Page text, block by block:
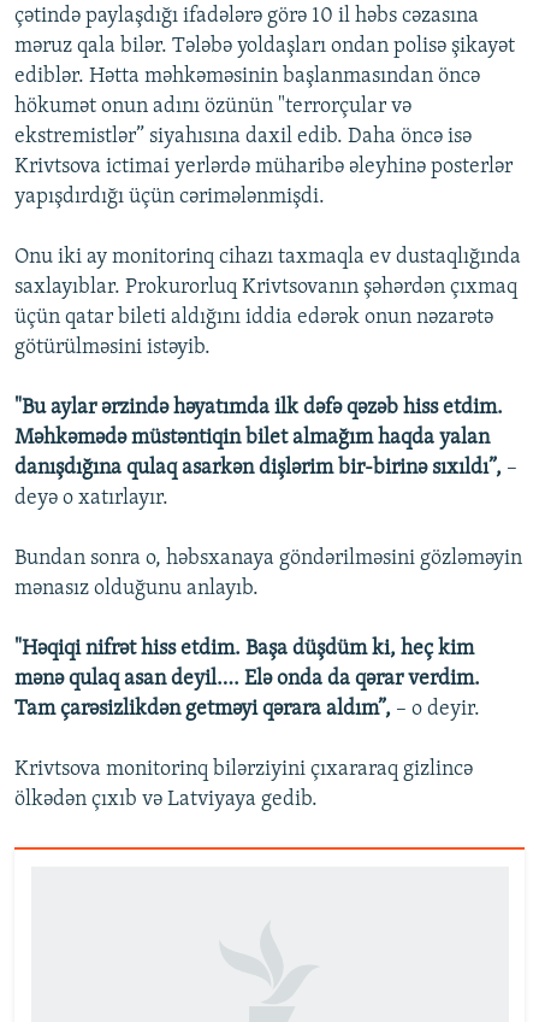
çətində paylaşdığı ifadələrə görə 10 il həbs cəzasına
məruz qala bilər. Tələbə yoldaşları ondan polisə şikayət
ediblər. Hətta məhkəməsinin başlanmasından öncə
hökumət onun adını özünün "terrorçular və
ekstremistlər” siyahısına daxil edib. Daha öncə isə
Krivtsova ictimai yerlərdə müharibə əleyhinə posterlər
yapışdırdığı üçün cərimələnmişdi.
Onu iki ay monitorinq cihazı taxmaqla ev dustaqlığında
saxlayıblar. Prokurorluq Krivtsovanın şəhərdən çıxmaq
üçün qatar bileti aldığını iddia edərək onun nəzarətə
götürülməsini istəyib.
"Bu aylar ərzində həyatımda ilk dəfə qəzəb hiss etdim.
Məhkəmədə müstəntiqin bilet almağım haqda yalan
danışdığına qulaq asarkən dişlərim bir-birinə sıxıldı”, –
deyə o xatırlayır.
Bundan sonra o, həbsxanaya göndərilməsini gözləməyin
mənasız olduğunu anlayıb.
"Həqiqi nifrət hiss etdim. Başa düşdüm ki, heç kim
mənə qulaq asan deyil…. Elə onda da qərar verdim.
Tam çarəsizlikdən getməyi qərara aldım”, – o deyir.
Krivtsova monitorinq bilərziyini çıxararaq gizlincə
ölkədən çıxıb və Latviyaya gedib.